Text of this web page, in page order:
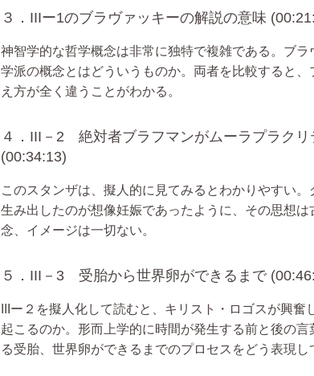
３．IIIー1のブラヴァッキーの解説の意味
神智学的な哲学概念は非常に独特で複雑である。ブ
学派の概念とはどういうものか。両者を比較すると
え方が全く違うことがわかる。
４．III－2 絶対者ブラフマンがムーラプラク
(00:34:13)
このスタンザは、擬人的に見てみるとわかりやすい
生み出したのが想像妊娠であったように、その思想
念、イメージは一切ない。
５．III－3 受胎から世界卵ができるまで
IIIー２を擬人化して読むと、キリスト・ロゴスが興
起こるのか。形而上学的に時間が発生する前と後の
る受胎、世界卵ができるまでのプロセスをどう表現し